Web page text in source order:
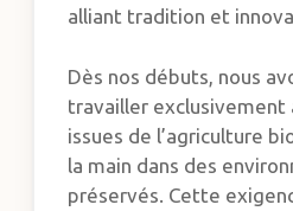
alliant tradition et
Dès nos débuts, nous
travailler exclusivement
issues de l’agriculture
la main dans des
préservés. Cette